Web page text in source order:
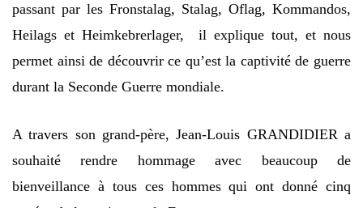
passant par les Fronstalag, Stalag, Oflag, Kommandos,
Heilags et Heimkebrerlager, il explique tout, et nous
permet ainsi de découvrir ce qu’est la captivité de guerre
durant la Seconde Guerre mondiale.
A travers son grand-père, Jean-Louis GRANDIDIER a
souhaité rendre hommage avec beaucoup de
bienveillance à tous ces hommes qui ont donné cinq